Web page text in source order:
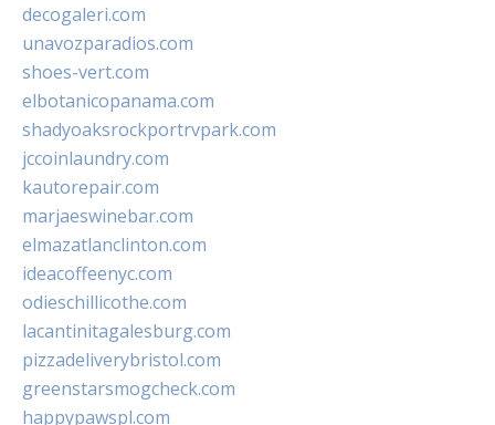
decogaleri.com
unavozparadios.com
shoes-vert.com
elbotanicopanama.com
shadyoaksrockportrvpark.com
jccoinlaundry.com
kautorepair.com
marjaeswinebar.com
elmazatlanclinton.com
ideacoffeenyc.com
odieschillicothe.com
lacantinitagalesburg.com
pizzadeliverybristol.com
greenstarsmogcheck.com
happypawspl.com